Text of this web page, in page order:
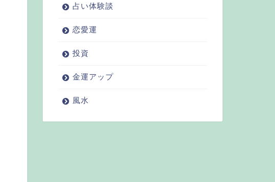
占い体験談
恋愛運
投資
金運アップ
風水